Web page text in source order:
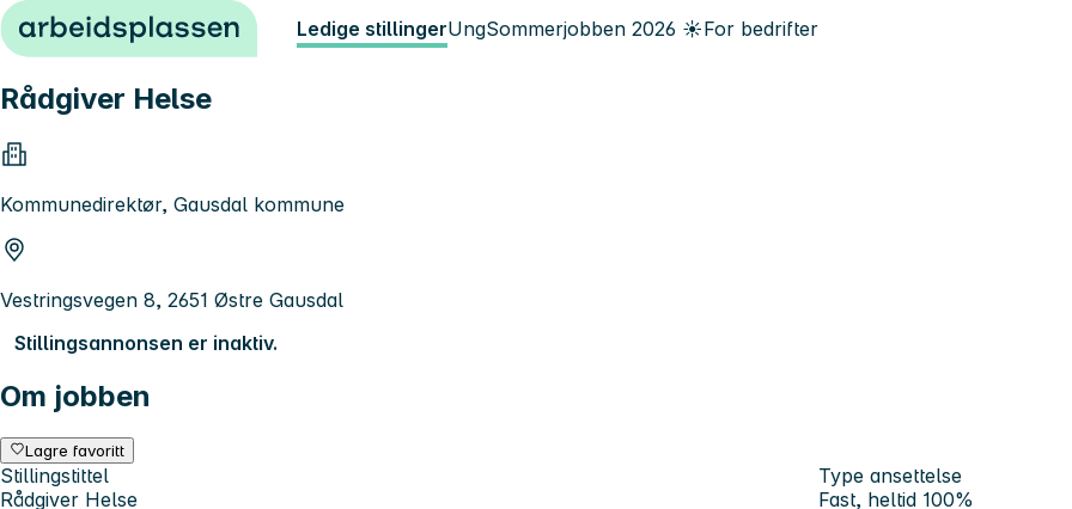
Hopp til innhold Ledige stillingerUngSommerjobben 2026 ☀️For bedrifter
Rådgiver Helse
Kommunedirektør, Gausdal kommune
Vestringsvegen 8, 2651 Østre Gausdal
Stillingsannonsen er inaktiv.
Om jobben
Lagre favoritt
Stillingstittel
Rådgiver Helse
Type ansettelse
Fast, heltid 100%